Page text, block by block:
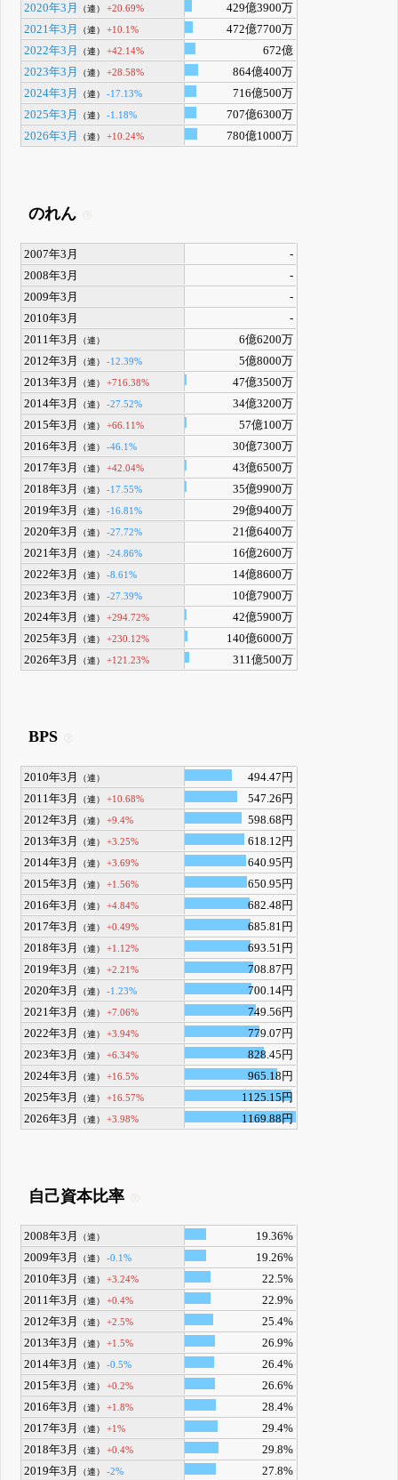
2020年3月
（連） +20.69%
429億3900万
2021年3月
（連） +10.1%
472億7700万
2022年3月
（連） +42.14%
672億
2023年3月
（連） +28.58%
864億400万
2024年3月
（連） -17.13%
716億500万
2025年3月
（連） -1.18%
707億6300万
2026年3月
（連） +10.24% 780億1000万
のれん
2007年3月
-
2008年3月
-
2009年3月
-
2010年3月
-
2011年3月
（連）
6億6200万
2012年3月
（連） -12.39%
5億8000万
2013年3月
（連） +716.38%
47億3500万
2014年3月
（連） -27.52%
34億3200万
2015年3月
（連） +66.11%
57億100万
2016年3月
（連） -46.1%
30億7300万
2017年3月
（連） +42.04%
43億6500万
2018年3月
（連） -17.55%
35億9900万
2019年3月
（連） -16.81%
29億9400万
2020年3月
（連） -27.72%
21億6400万
2021年3月
（連） -24.86%
16億2600万
2022年3月
（連） -8.61%
14億8600万
2023年3月
（連） -27.39%
10億7900万
2024年3月
（連） +294.72%
42億5900万
2025年3月
（連） +230.12%
140億6000万
2026年3月
（連） +121.23% 311億500万
BPS
2010年3月 （連）
494.47円
2011年3月
（連） +10.68%
547.26円
2012年3月
（連） +9.4%
598.68円
2013年3月
（連） +3.25%
618.12円
2014年3月
（連） +3.69%
640.95円
2015年3月
（連） +1.56%
650.95円
2016年3月
（連） +4.84%
682.48円
2017年3月
（連） +0.49%
685.81円
2018年3月
（連） +1.12%
693.51円
2019年3月
（連） +2.21%
708.87円
2020年3月
（連） -1.23%
700.14円
2021年3月
（連） +7.06%
749.56円
2022年3月
（連） +3.94%
779.07円
2023年3月
（連） +6.34%
828.45円
2024年3月
（連） +16.5%
965.18円
2025年3月
（連） +16.57%
1125.15円
2026年3月
（連） +3.98% 1169.88円
自己資本比率
2008年3月 （連）
19.36%
2009年3月
（連） -0.1%
19.26%
2010年3月
（連） +3.24%
22.5%
2011年3月
（連） +0.4%
22.9%
2012年3月
（連） +2.5%
25.4%
2013年3月
（連） +1.5%
26.9%
2014年3月
（連） -0.5%
26.4%
2015年3月
（連） +0.2%
26.6%
2016年3月
（連） +1.8%
28.4%
2017年3月
（連） +1%
29.4%
2018年3月
（連） +0.4%
29.8%
2019年3月
（連） -2%
27.8%